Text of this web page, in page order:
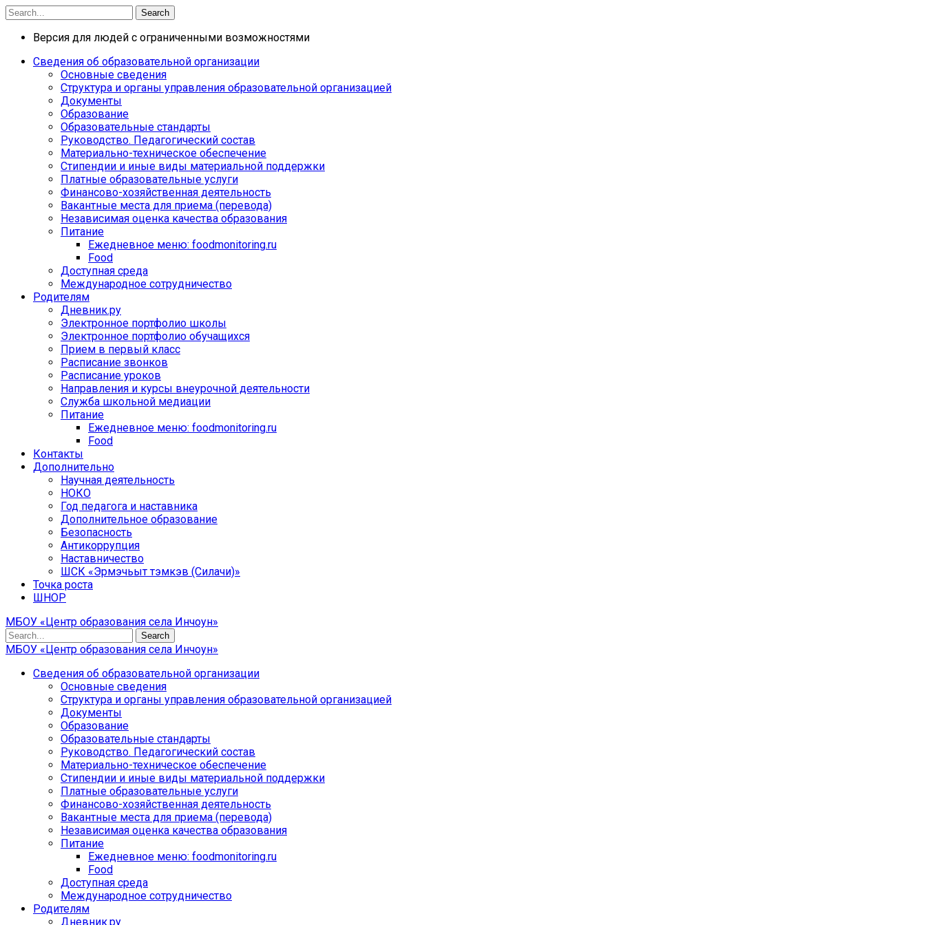
Search
Версия для людей с ограниченными возможностями
Сведения об образовательной организации
Основные сведения
Структура и органы управления образовательной организацией
Документы
Образование
Образовательные стандарты
Руководство. Педагогический состав
Материально-техническое обеспечение
Стипендии и иные виды материальной поддержки
Платные образовательные услуги
Финансово-хозяйственная деятельность
Вакантные места для приема (перевода)
Независимая оценка качества образования
Питание
Ежедневное меню: foodmonitoring.ru
Food
Доступная среда
Международное сотрудничество
Родителям
Дневник.ру
Электронное портфолио школы
Электронное портфолио обучащихся
Прием в первый класс
Расписание звонков
Расписание уроков
Направления и курсы внеурочной деятельности
Служба школьной медиации
Питание
Ежедневное меню: foodmonitoring.ru
Food
Контакты
Дополнительно
Научная деятельность
НОКО
Год педагога и наставника
Дополнительное образование
Безопасность
Антикоррупция
Наставничество
ШСК «Эрмэчьыт тэмкэв (Силачи)»
Точка роста
ШНОР
МБОУ «Центр образования села Инчоун»
Search
МБОУ «Центр образования села Инчоун»
Сведения об образовательной организации
Основные сведения
Структура и органы управления образовательной организацией
Документы
Образование
Образовательные стандарты
Руководство. Педагогический состав
Материально-техническое обеспечение
Стипендии и иные виды материальной поддержки
Платные образовательные услуги
Финансово-хозяйственная деятельность
Вакантные места для приема (перевода)
Независимая оценка качества образования
Питание
Ежедневное меню: foodmonitoring.ru
Food
Доступная среда
Международное сотрудничество
Родителям
Дневник.ру